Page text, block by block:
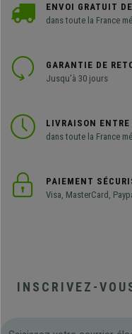
ENVOI GRATUIT
dans toute la France
GARANTIE DE
Jusqu'à 30 jours
LIVRAISON
dans toute la France
PAIEMENT
Visa, MasterCard,
INSCRIVEZ-